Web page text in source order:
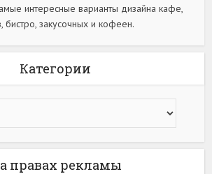
интересные варианты дизайна кафе,
бистро, закусочных и кофеен.
Категории
правах рекламы